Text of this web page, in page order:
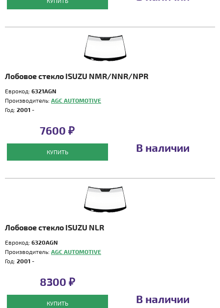
Лобовое стекло ISUZU NMR/NNR/NPR
Еврокод: 6321AGN
Производитель: AGC AUTOMOTIVE
Год: 2001 -
7600 ₽
КУПИТЬ В наличии
Лобовое стекло ISUZU NLR
Еврокод: 6320AGN
Производитель: AGC AUTOMOTIVE
Год: 2001 -
8300 ₽
КУПИТЬ В наличии